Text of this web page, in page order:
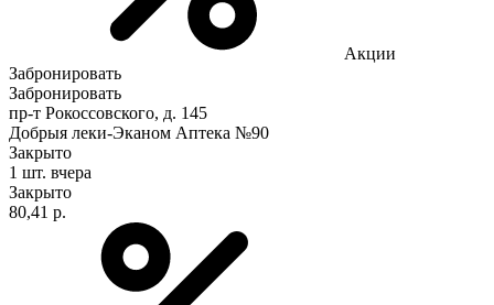
Акции
Забронировать
Забронировать
пр-т Рокоссовского, д. 145
Добрыя леки-Эканом Аптека №90
Закрыто
1 шт. вчера
Закрыто
80,41 р.